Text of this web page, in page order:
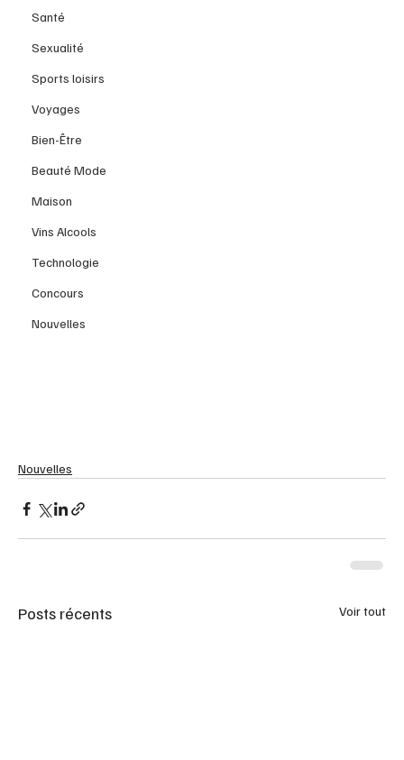
Santé
Sexualité
Sports loisirs
Voyages
Bien-Être
Beauté Mode
Maison
Vins Alcools
Technologie
Concours
Nouvelles
Nouvelles
Posts récents Voir tout